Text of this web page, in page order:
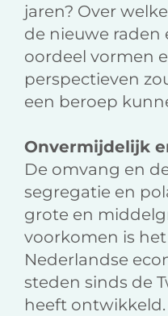
jaren? Over
de nieuwe raden
oordeel vormen
perspectieven
een beroep
Onvermijdelijk
De omvang en
segregatie en
grote en
voorkomen is
Nederlandse
steden sinds de
heeft